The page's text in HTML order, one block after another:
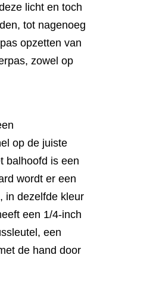
licht en toch
tot nagenoeg
opzetten van
zowel op
op de juiste
balhoofd is een
wordt er een
in dezelfde kleur
een 1/4-inch
een
de hand door